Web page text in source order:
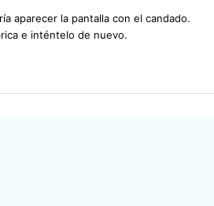
aparecer la pantalla con el candado.
e inténtelo de nuevo.